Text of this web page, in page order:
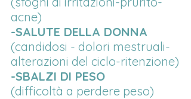
acne)
-SALUTE DELLA DONNA
(candidosi - dolori mestruali-
alterazioni del ciclo-ritenzione)
-SBALZI DI PESO
(difficoltà a perdere peso)